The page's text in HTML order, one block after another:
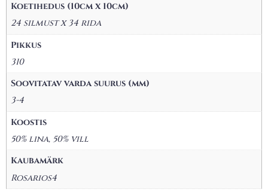
Koetihedus (10cm x 10cm)
24 silmust x 34 rida
Pikkus
310
Soovitatav varda suurus (mm)
3-4
Koostis
50% lina, 50% vill
Kaubamärk
Rosarios4